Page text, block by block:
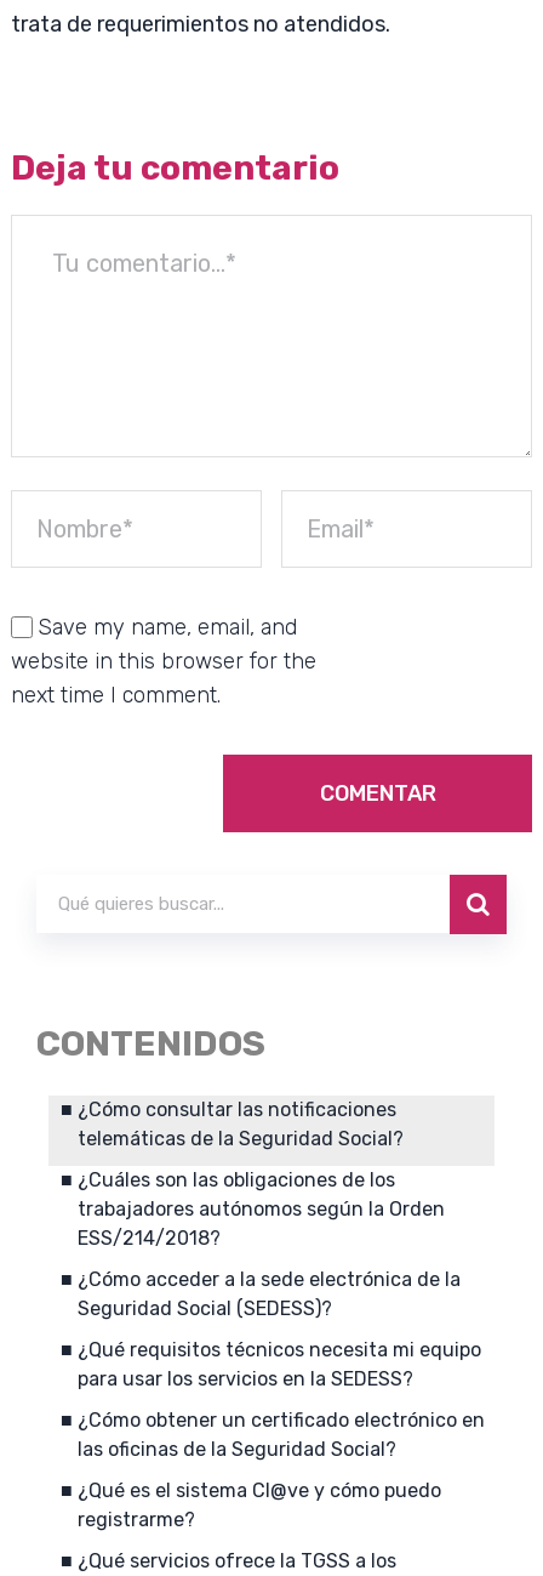
trata de requerimientos no atendidos.
Deja tu comentario
Save my name, email, and
website in this browser for the
next time I comment.
CONTENIDOS
¿Cómo consultar las notificaciones
telemáticas de la Seguridad Social?
¿Cuáles son las obligaciones de los
trabajadores autónomos según la Orden
ESS/214/2018?
¿Cómo acceder a la sede electrónica de la
Seguridad Social (SEDESS)?
¿Qué requisitos técnicos necesita mi equipo
para usar los servicios en la SEDESS?
¿Cómo obtener un certificado electrónico en
las oficinas de la Seguridad Social?
¿Qué es el sistema Cl@ve y cómo puedo
registrarme?
¿Qué servicios ofrece la TGSS a los